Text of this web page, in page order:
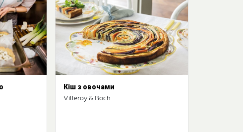
Кіш з овочами
Villeroy & Boch